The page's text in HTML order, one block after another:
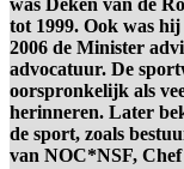
was Deken van de
tot 1999. Ook was
2006 de Minister
advocatuur. De
oorspronkelijk als
herinneren. Later
de sport, zoals
van NOC*NSF, Chef